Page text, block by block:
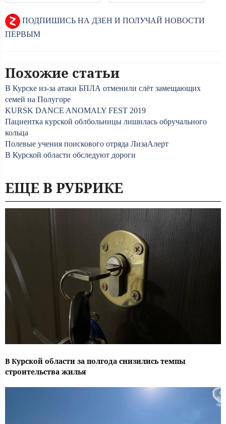
ПОДПИШИСЬ НА ДЗЕН И ПОЛУЧАЙ НОВОСТИ
ПЕРВЫМ
Похожие статьи
В Курске из-за атаки БПЛА отменили слёт замещающих
семей на Полугоре
KURSK DANCE ANOMALY FEST 2019
Пациентка курской облбольницы лишилась обручального
кольца
Полевые учения поискового отряда ЛизаАлерт
В Курской области обследуют дороги
ЕЩЕ В РУБРИКЕ
В Курской области за полгода снизились темпы
строительства жилья